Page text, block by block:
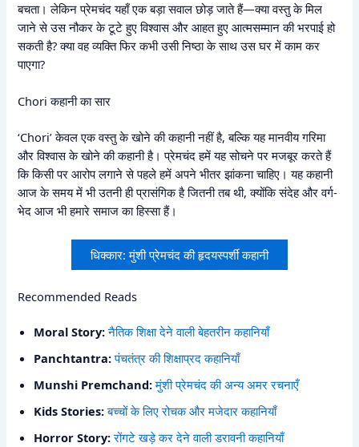
बचता। लेकिन प्रेमचंद यहाँ एक बड़ा सवाल छोड़ जाते हैं—क्या वस्तु के मिल
जाने से उस नौकर के टूटे हुए विश्वास और आहत हुए आत्मसम्मान की भरपाई हो
सकती है? क्या वह व्यक्ति फिर कभी उसी निष्ठा के साथ उस घर में काम कर
पाएगा?
Chori कहानी का सार
‘Chori’ केवल एक वस्तु के खोने की कहानी नहीं है, बल्कि यह मानवीय गरिमा
और विश्वास के खोने की कहानी है। प्रेमचंद हमें यह सोचने पर मजबूर करते हैं
कि किसी पर आरोप लगाने से पहले हमें अपने भीतर झांकना चाहिए। यह कहानी
आज के समय में भी उतनी ही प्रासंगिक है जितनी तब थी, क्योंकि संदेह और वर्ग-
भेद आज भी हमारे समाज का हिस्सा हैं।
धिक्कार: मुंशी प्रेमचंद की हृदयस्पर्शी कहानी
Recommended Reads
Moral Story: नैतिक शिक्षा देने वाली बेहतरीन कहानियाँ
Panchtantra: पंचतंत्र की शिक्षाप्रद कहानियाँ
Munshi Premchand: मुंशी प्रेमचंद की अन्य अमर रचनाएँ
Kids Stories: बच्चों के लिए रोचक और मजेदार कहानियाँ
Horror Story: रोंगटे खड़े कर देने वाली डरावनी कहानियाँ